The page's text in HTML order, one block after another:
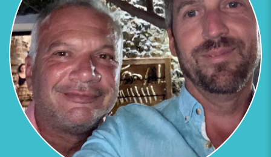
LA VUE DEPUIS LE JARDIN DU BAZAR
Previous Next